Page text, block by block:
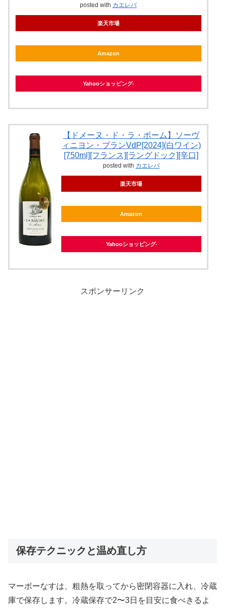
posted with カエレバ
楽天市場
Amazon
Yahooショッピング
【ドメーヌ・ド・ラ・ボーム】ソーヴ
ィニヨン・ブランVdP[2024](白ワイン)
[750ml][フランス][ラングドック][辛口]
posted with カエレバ
楽天市場
Amazon
Yahooショッピング
スポンサーリンク
保存テクニックと温め直し方
マーボーなすは、粗熱を取ってから密閉容器に入れ、冷蔵
庫で保存します。冷蔵保存で2〜3日を目安に食べきるよ